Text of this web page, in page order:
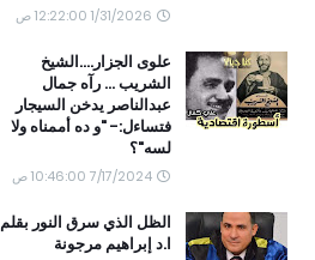
1/31/2026 12:22:00 ص
علوى الجزار....الشيخ
الشريب ... رآه جمال
عبدالناصر يدخن السيجار
فتساءل:- "و ده أممناه ولا
لسه"؟
7/17/2024 10:46:00 ص
الظل الذي سرق النور بقلم
ا.د إبراهيم مرجونة